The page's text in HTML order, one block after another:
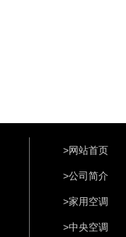
>网站首页
>公司简介
>家用空调
>中央空调